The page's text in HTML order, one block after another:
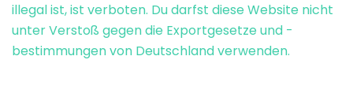
illegal ist, ist verboten. Du darfst diese Website nicht
unter Verstoß gegen die Exportgesetze und -
bestimmungen von Deutschland verwenden.